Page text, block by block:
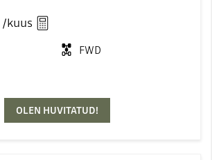
/kuus
FWD
OLEN HUVITATUD!